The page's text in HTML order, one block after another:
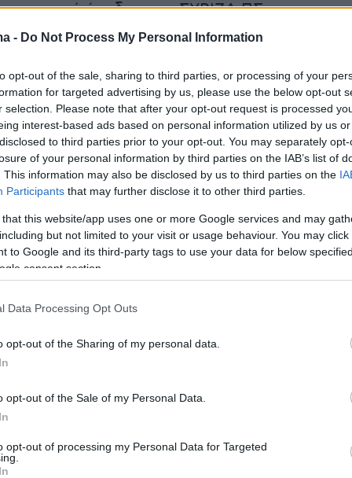
- Do Not Process My Personal Information
opt-out of the sale, sharing to third parties, or processing of your
for targeted advertising by us, please use the below opt-out
selection. Please note that after your opt-out request is processed
interest-based ads based on personal information utilized by us
to third parties prior to your opt-out. You may separately
of your personal information by third parties on the IAB’s list of
This information may also be disclosed by us to third parties on the
Participants that may further disclose it to other third parties.
that this website/app uses one or more Google services and may
but not limited to your visit or usage behaviour. You may
to Google and its third-party tags to use your data for below
consent section.
Data Processing Opt Outs
opt-out of the Sharing of my personal data.
opt-out of the Sale of my Personal Data.
opt-out of processing my Personal Data for Targeted
άνοδος του ΣΥΡΙΖΑ ΠΣ.
συνεργασίες
κινήσεις ευρύτερου συμβολισμού
η Κουμουνδούρου τους πρώτους
προϋποθέτουν μια ισχυρή κοινωνική βάση,
δυνατόν απόσταση από το
ΠΑΣΟΚ. Παράλληλα, ο ΣΥΡΙΖΑ ΠΣ
επιμείνει στην υπόθεση των προοδευτικών
με τον Πρόεδρο του κόμματος,Σωκράτη
σήμερα το μεσημέρι με τον
αναφέρθηκε χθες στη διάρκεια της
και στην συνάντησή του με τον επικεφαλής
και πρώην Υπουργό Εξωτερικών, Νίκο
μετά την αφωνία του κ. Μητσοτάκη στη
για τις προοδευτικές συνεργασίες και
αποστροφή που αποκτά ιδιαίτερο νόημα με
το όνομα του Νίκου Κοτζιά έχει ακουστεί για